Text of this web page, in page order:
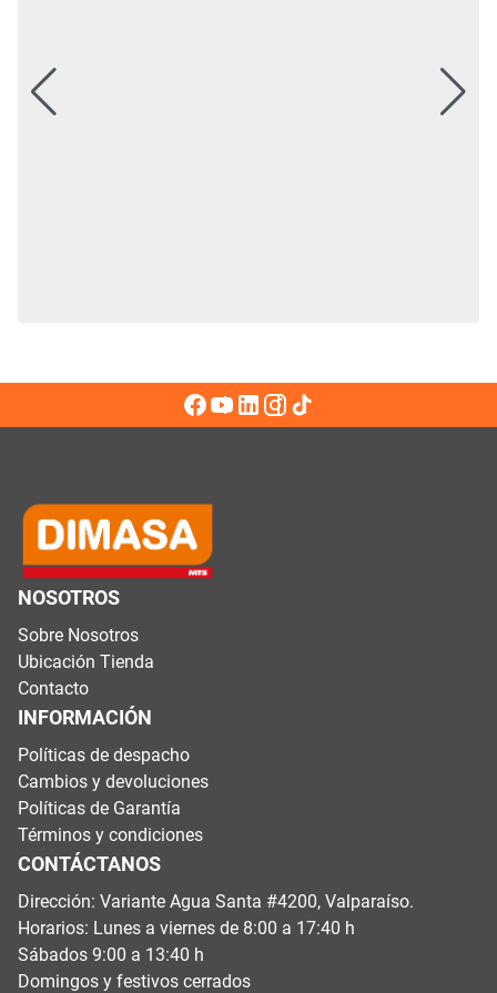
NOSOTROS
Sobre Nosotros
Ubicación Tienda
Contacto
INFORMACIÓN
Políticas de despacho
Cambios y devoluciones
Políticas de Garantía
Términos y condiciones
CONTÁCTANOS
Dirección: Variante Agua Santa #4200, Valparaíso.
Horarios: Lunes a viernes de 8:00 a 17:40 h
Sábados 9:00 a 13:40 h
Domingos y festivos cerrados